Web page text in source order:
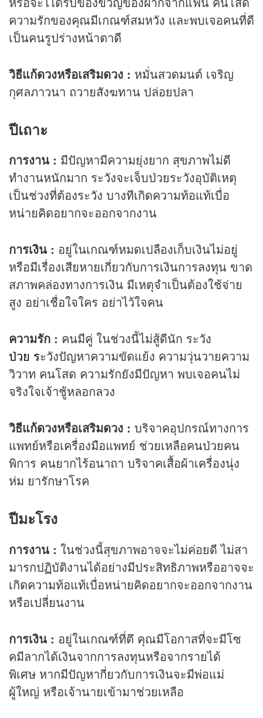
ความรักของคุณมีเกณฑ์สมหวัง และพบเจอคนที่ดี
เป็นคนรูปร่างหน้าตาดี
วิธีแก้ดวงหรือเสริมดวง : หมั่นสวดมนต์ เจริญ
กุศลภาวนา ถวายสังฆทาน ปล่อยปลา
ปีเถาะ
การงาน : มีปัญหามีความยุ่งยาก สุขภาพไม่ดี
ทำงานหนักมาก ระวังจะเจ็บป่วยระวังอุบัติเหตุ
เป็นช่วงที่ต้องระวัง บางทีเกิดความท้อแท้เบื่อ
หน่ายคิดอยากจะออกจากงาน
การเงิน : อยู่ในเกณฑ์หมดเปลืองเก็บเงินไม่อยู่
หรือมีเรื่องเสียหายเกี่ยวกับการเงินการลงทุน ขาด
สภาพคล่องทางการเงิน มีเหตุจำเป็นต้องใช้จ่าย
สูง อย่าเชื่อใจใคร อย่าไว้ใจคน
ความรัก : คนมีคู่ ในช่วงนี้ไม่สู้ดีนัก ระวัง
ป่วย ระวังปัญหาความขัดแย้ง ความวุ่นวายความ
วิวาท คนโสด ความรักยังมีปัญหา พบเจอคนไม่
จริงใจเจ้าชู้หลอกลวง
วิธีแก้ดวงหรือเสริมดวง : บริจาคอุปกรณ์ทางการ
แพทย์หรือเครื่องมือแพทย์ ช่วยเหลือคนป่วยคน
พิการ คนยากไร้อนาถา บริจาคเสื้อผ้าเครื่องนุ่ง
ห่ม ยารักษาโรค
ปีมะโรง
การงาน : ในช่วงนี้สุขภาพอาจจะไม่ค่อยดี ไม่สา
มารกปฏิบัติงานได้อย่างมีประสิทธิภาพหรืออาจจะ
เกิดความท้อแท้เบื่อหน่ายคิดอยากจะออกจากงาน
หรือเปลี่ยนงาน
การเงิน : อยู่ในเกณฑ์ที่ตึ คุณมีโอกาสที่จะมีโซ
คมีลากได้เงินจากการลงทุนหรือจากรายได้
พิเศษ หากมีปัญหากี่ยวกับการเงินจะมีพ่อแม่
ผู้ใหญ่ หรือเจ้านายเข้ามาช่วยเหลือ